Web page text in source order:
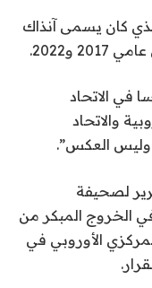
كان يسمى آنذاك
و2022.
في الاتحاد
والاتحاد
وليس العكس”.
لصحيفة
في الخروج المبكر من
الأوروبي في